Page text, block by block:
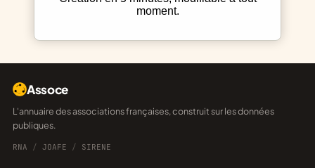
moment.
Assoce
L'annuaire des associations françaises, construit sur les données
publiques.
RNA / JOAFE / SIRENE